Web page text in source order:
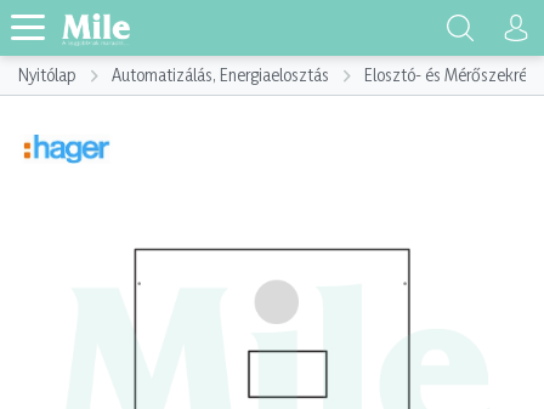
Nyitólap Automatizálás, Energiaelosztás Elosztó- és Mérőszekrény